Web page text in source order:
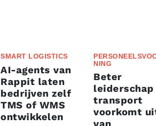
SMART LOGISTICS
AI-agents van
Rappit laten
bedrijven zelf
TMS of WMS
ontwikkelen
NING
Beter
transport
voorkomt